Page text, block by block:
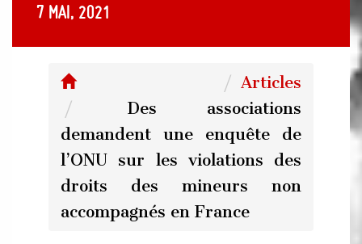
7 mai, 2021
Articles
Des associations
demandent une enquête de
l’ONU sur les violations des
droits des mineurs non
accompagnés en France